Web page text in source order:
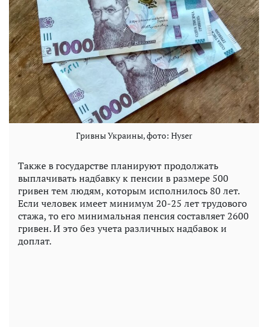
Гривны Украины, фото: Hyser
Также в государстве планируют продолжать
выплачивать надбавку к пенсии в размере 500
гривен тем людям, которым исполнилось 80 лет.
Если человек имеет минимум 20-25 лет трудового
стажа, то его минимальная пенсия составляет 2600
гривен. И это без учета различных надбавок и
доплат.